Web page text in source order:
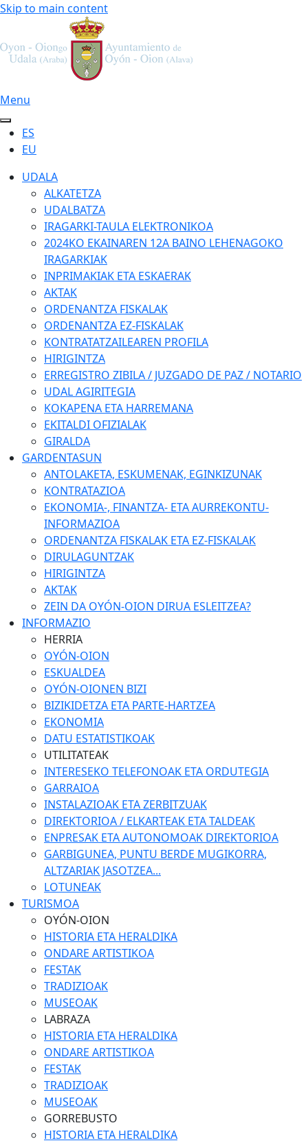
Skip to main content
Menu
ES
EU
UDALA
ALKATETZA
UDALBATZA
IRAGARKI-TAULA ELEKTRONIKOA
2024KO EKAINAREN 12A BAINO LEHENAGOKO
IRAGARKIAK
INPRIMAKIAK ETA ESKAERAK
AKTAK
ORDENANTZA FISKALAK
ORDENANTZA EZ-FISKALAK
KONTRATATZAILEAREN PROFILA
HIRIGINTZA
ERREGISTRO ZIBILA / JUZGADO DE PAZ / NOTARIO
UDAL AGIRITEGIA
KOKAPENA ETA HARREMANA
EKITALDI OFIZIALAK
GIRALDA
GARDENTASUN
ANTOLAKETA, ESKUMENAK, EGINKIZUNAK
KONTRATAZIOA
EKONOMIA-, FINANTZA- ETA AURREKONTU-
INFORMAZIOA
ORDENANTZA FISKALAK ETA EZ-FISKALAK
DIRULAGUNTZAK
HIRIGINTZA
AKTAK
ZEIN DA OYÓN-OION DIRUA ESLEITZEA?
INFORMAZIO
HERRIA
OYÓN-OION
ESKUALDEA
OYÓN-OIONEN BIZI
BIZIKIDETZA ETA PARTE-HARTZEA
EKONOMIA
DATU ESTATISTIKOAK
UTILITATEAK
INTERESEKO TELEFONOAK ETA ORDUTEGIA
GARRAIOA
INSTALAZIOAK ETA ZERBITZUAK
DIREKTORIOA / ELKARTEAK ETA TALDEAK
ENPRESAK ETA AUTONOMOAK DIREKTORIOA
GARBIGUNEA, PUNTU BERDE MUGIKORRA,
ALTZARIAK JASOTZEA...
LOTUNEAK
TURISMOA
OYÓN-OION
HISTORIA ETA HERALDIKA
ONDARE ARTISTIKOA
FESTAK
TRADIZIOAK
MUSEOAK
LABRAZA
HISTORIA ETA HERALDIKA
ONDARE ARTISTIKOA
FESTAK
TRADIZIOAK
MUSEOAK
GORREBUSTO
HISTORIA ETA HERALDIKA